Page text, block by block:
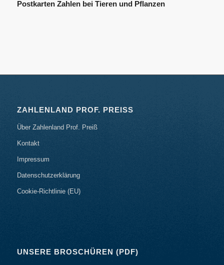
Postkarten Zahlen bei Tieren und Pflanzen
ZAHLENLAND PROF. PREISS
Über Zahlenland Prof. Preiß
Kontakt
Impressum
Datenschutzerklärung
Cookie-Richtlinie (EU)
UNSERE BROSCHÜREN (PDF)